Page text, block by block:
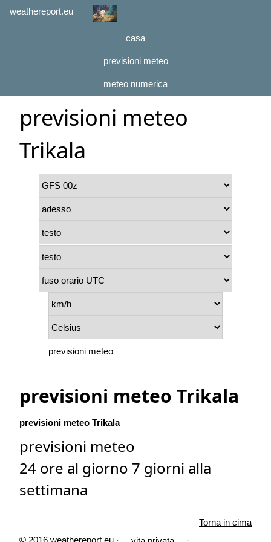
weathereport.eu
casa
previsioni meteo
meteo numerica
previsioni meteo
Trikala
previsioni meteo
previsioni meteo Trikala
previsioni meteo Trikala
previsioni meteo
24 ore al giorno 7 giorni alla
settimana
Torna in cima